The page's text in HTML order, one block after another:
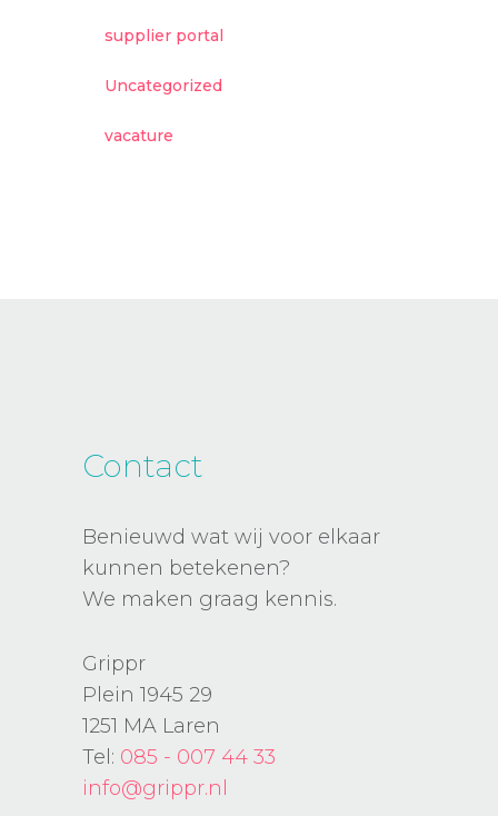
supplier portal
Uncategorized
vacature
Contact
Benieuwd wat wij voor elkaar
kunnen betekenen?
We maken graag kennis.
Grippr
Plein 1945 29
1251 MA Laren
Tel: 085 - 007 44 33
info@grippr.nl